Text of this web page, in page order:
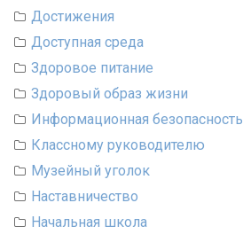
Достижения
Доступная среда
Здоровое питание
Здоровый образ жизни
Информационная безопасность
Классному руководителю
Музейный уголок
Наставничество
Начальная школа